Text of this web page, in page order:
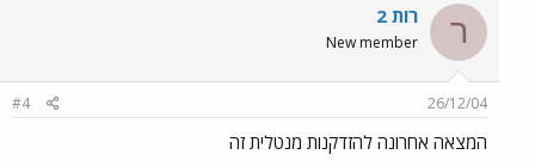
ר רות 2
New member
26/12/04
#4
המצאה אחרונה להזדקנות מנטלית זה